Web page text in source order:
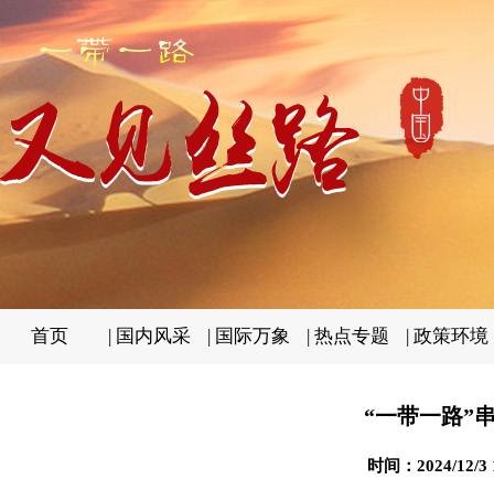
首页 | 国内风采 | 国际万象 | 热点专题 | 政策环境
“一带一路”
时间：2024/12/